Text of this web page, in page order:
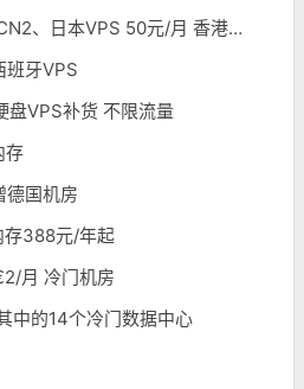
DiyVM 美国CN2、香港CN2、日本VPS 50元/月 香港独立服务器499元/月
班牙VPS
VPS补货 不限流量
存
德国机房
388元/年起
月 冷门机房
中的14个冷门数据中心